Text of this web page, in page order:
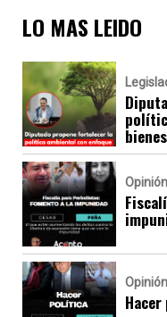
LO MAS LEIDO
Opinión
Opinión